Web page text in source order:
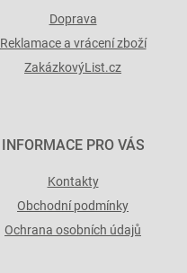
Doprava
Reklamace a vrácení zboží
ZakázkovýList.cz
INFORMACE PRO VÁS
Kontakty
Obchodní podmínky
Ochrana osobních údajů